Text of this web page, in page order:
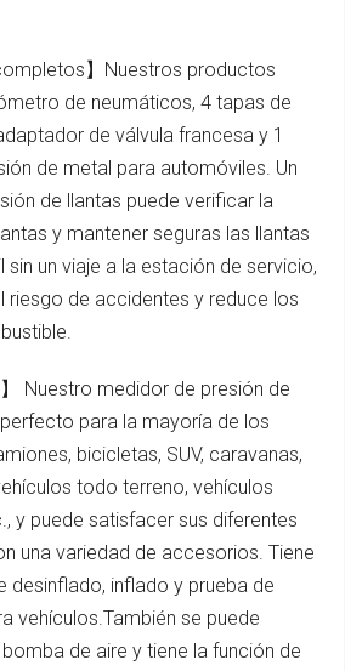
】Nuestros productos
de neumáticos, 4 tapas de
de válvula francesa y 1
de metal para automóviles. Un
de llantas puede verificar la
y mantener seguras las llantas
sin un viaje a la estación de servicio,
riesgo de accidentes y reduce los
】 Nuestro medidor de presión de
para la mayoría de los
bicicletas, SUV, caravanas,
todo terreno, vehículos
y puede satisfacer sus diferentes
una variedad de accesorios. Tiene
desinflado, inflado y prueba de
vehículos.También se puede
de aire y tiene la función de